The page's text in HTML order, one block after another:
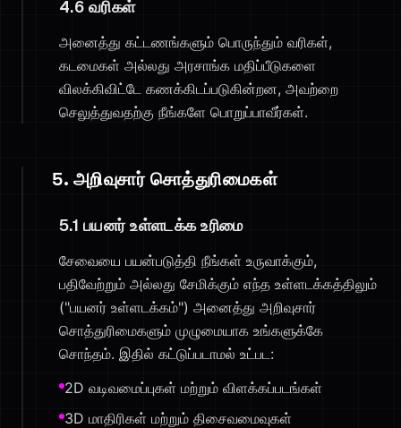
4.6 வரிகள்
அனைத்து கட்டணங்களும் பொருந்தும் வரிகள்,
கடமைகள் அல்லது அரசாங்க மதிப்பீடுகளை
விலக்கிவிட்டே கணக்கிடப்படுகின்றன, அவற்றை
செலுத்துவதற்கு நீங்களே பொறுப்பாவீர்கள்.
5. அறிவுசார் சொத்துரிமைகள்
5.1 பயனர் உள்ளடக்க உரிமை
சேவையை பயன்படுத்தி நீங்கள் உருவாக்கும்,
பதிவேற்றும் அல்லது சேமிக்கும் எந்த உள்ளடக்கத்திலும்
("பயனர் உள்ளடக்கம்") அனைத்து அறிவுசார்
சொத்துரிமைகளும் முழுமையாக உங்களுக்கே
சொந்தம். இதில் கட்டுப்படாமல் உட்பட:
2D வடிவமைப்புகள் மற்றும் விளக்கப்படங்கள்
3D மாதிரிகள் மற்றும் திசைவமைவுகள்